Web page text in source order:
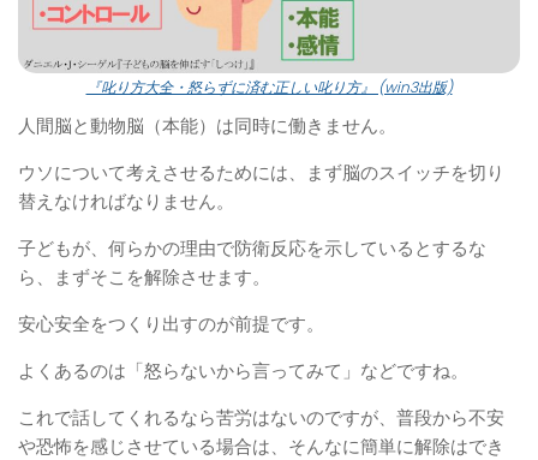
『叱り方大全・怒らずに済む正しい叱り方』 (win3出版)
人間脳と動物脳（本能）は同時に働きません。
ウソについて考えさせるためには、まず脳のスイッチを切り
替えなければなりません。
子どもが、何らかの理由で防衛反応を示しているとするな
ら、まずそこを解除させます。
安心安全をつくり出すのが前提です。
よくあるのは「怒らないから言ってみて」などですね。
これで話してくれるなら苦労はないのですが、普段から不安
や恐怖を感じさせている場合は、そんなに簡単に解除はでき